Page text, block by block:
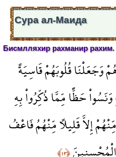
Сура ал-Маида
Бисмлляхир рахманир рахим.
وَجَعَلْنَا قُلُوبَهُمْ قَاسِيَةً
حَظًّا مِّمَّا ذُكِّرُواْ بِهِ
إِلاَّ قَلِيلاً مِّنْهُمُ فَاعْفُ
﴿١٣﴾